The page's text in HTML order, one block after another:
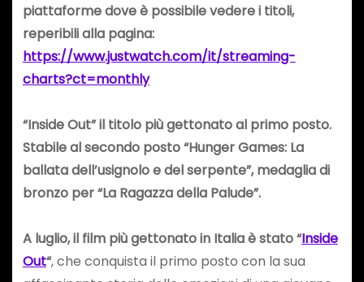
piattaforme dove è possibile vedere i titoli,
reperibili alla pagina:
https://www.justwatch.com/it/streaming-
charts?ct=monthly
“Inside Out” il titolo più gettonato al primo posto.
Stabile al secondo posto “Hunger Games: La
ballata dell’usignolo e del serpente”, medaglia di
bronzo per “La Ragazza della Palude”.
A luglio, il film più gettonato in Italia è stato “Inside
Out“, che conquista il primo posto con la sua